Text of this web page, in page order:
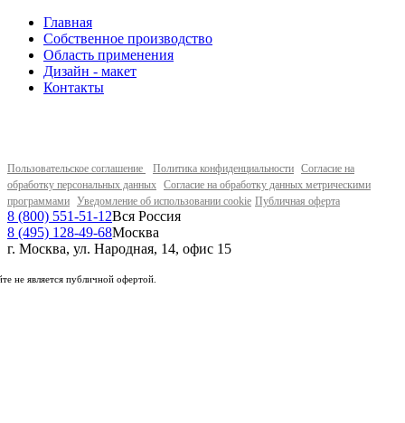
Главная
Собственное производство
Область применения
Дизайн - макет
Контакты
Пользовательское соглашение Политика конфиденциальности Согласие на
обработку персональных данных Согласие на обработку данных метрическими
программами Уведомление об использовании cookie Публичная оферта
8 (800) 551-51-12Вся Россия
8 (495) 128-49-68Москва
г. Москва, ул. Народная, 14, офис 15
не является публичной офертой.